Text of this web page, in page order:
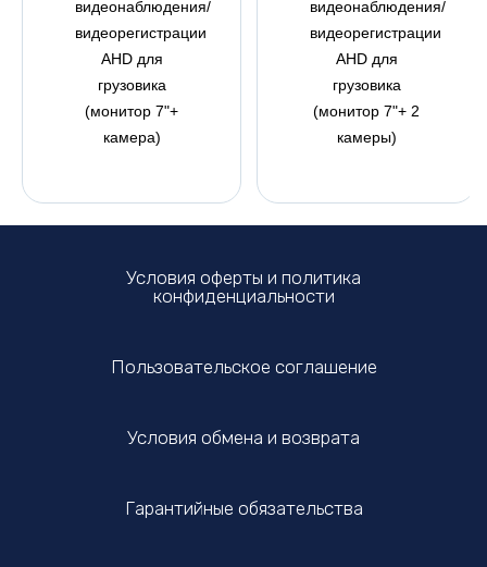
видеонаблюдения/
видеорегистрации
AHD для
грузовика
(монитор 7"+
камера)
видеонаблюдения/
видеорегистрации
AHD для
грузовика
(монитор 7"+ 2
камеры)
Условия оферты и политика
конфиденциальности
Пользовательское соглашение
Условия обмена и возврата
Гарантийные обязательства